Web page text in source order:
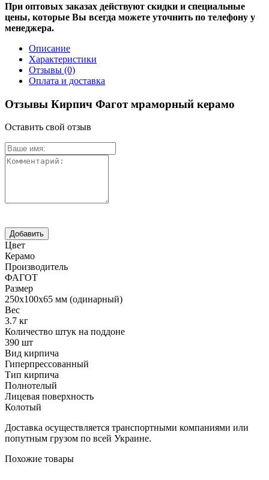
При оптовых заказах действуют скидки и специальные
цены, которые Вы всегда можете уточнить по телефону у
менеджера.
Описание
Характеристики
Отзывы (0)
Оплата и доставка
Отзывы Кирпич Фагот мраморный керамо
Оставить свой отзыв
Цвет
Керамо
Производитель
ФАГОТ
Размер
250х100х65 мм (одинарный)
Вес
3.7 кг
Количество штук на поддоне
390 шт
Вид кирпича
Гиперпрессованный
Тип кирпича
Полнотелый
Лицевая поверхность
Колотый
Доставка осуществляется транспортными компаниями или
попутным грузом по всей Украине.
Похожие товары